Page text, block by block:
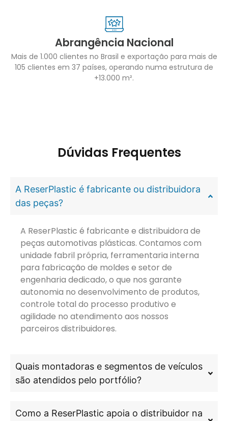
Abrangência Nacional
Mais de 1.000 clientes no Brasil e exportação para mais de
105 clientes em 37 países, operando numa estrutura de
+13.000 m².
Dúvidas Frequentes
A ReserPlastic é fabricante ou distribuidora
das peças?
A ReserPlastic é fabricante e distribuidora de
peças automotivas plásticas. Contamos com
unidade fabril própria, ferramentaria interna
para fabricação de moldes e setor de
engenharia dedicado, o que nos garante
autonomia no desenvolvimento de produtos,
controle total do processo produtivo e
agilidade no atendimento aos nossos
parceiros distribuidores.
Quais montadoras e segmentos de veículos
são atendidos pelo portfólio?
Como a ReserPlastic apoia o distribuidor na